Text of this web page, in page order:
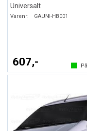
Universalt
Varenr: GAUNI-HB001
607,-